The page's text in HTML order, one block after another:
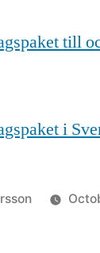
till
i